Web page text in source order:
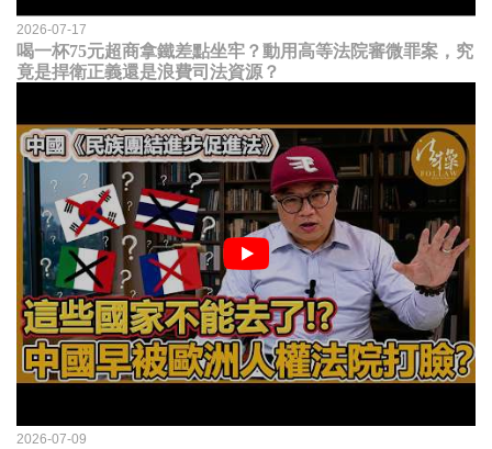
2026-07-17
喝一杯75元超商拿鐵差點坐牢？動用高等法院審微罪案，究
竟是捍衛正義還是浪費司法資源？
2026-07-09